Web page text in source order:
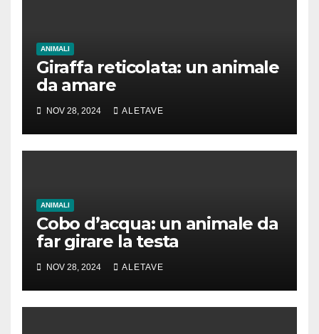
ANIMALI
Giraffa reticolata: un animale
da amare
NOV 28, 2024 ALETAVE
ANIMALI
Cobo d’acqua: un animale da
far girare la testa
NOV 28, 2024 ALETAVE